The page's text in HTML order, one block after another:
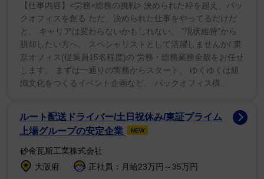
山手女子短大を卒業。セント・フォースに所属し、2021
年に同事務所の取締役に就任した。
【仕事内容】<労務×総務の挑戦> 決められた枠を超え、バッ
クオフィスを創る ただ、決められた仕事をやってるだけだ
と、 キャリアは変わらないかもしれない。 ”現状維持”から
脱却したい方へ。 スペシャリストとして活躍しませんか/ 東
京オフィス(従業員15名程度)の 労務・総務業務全般をお任せ
します。 まずは一通りの実務からスタート。 ゆくゆくは組
織文化をつくるイベント企画など、 バックオフィス構...
ルート配送ドライバー/土日祝休み/東証プライム
上場グループの安定企業
NEW
砂金瓦斯工業株式会社
大阪府
正社員：月給23万円～35万円